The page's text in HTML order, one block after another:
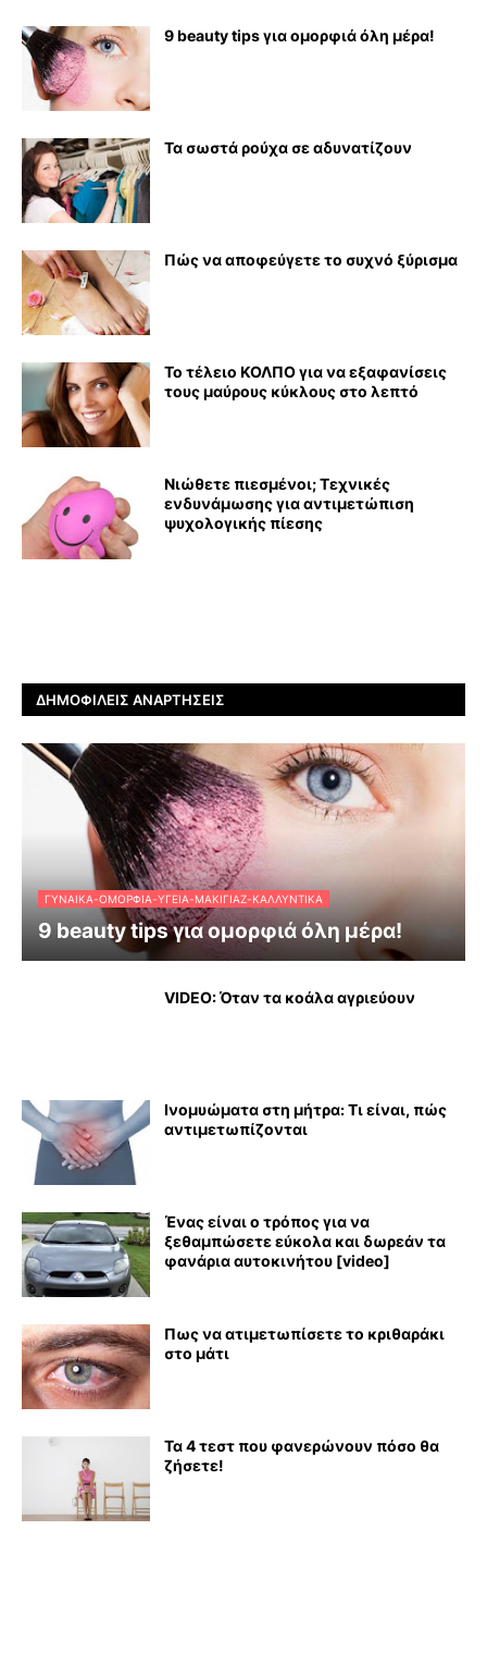
9 beauty tips για ομορφιά όλη μέρα!
Τα σωστά ρούχα σε αδυνατίζουν
Πώς να αποφεύγετε το συχνό ξύρισμα
Το τέλειο ΚΟΛΠΟ για να εξαφανίσεις
τους μαύρους κύκλους στο λεπτό
Νιώθετε πιεσμένοι; Τεχνικές
ενδυνάμωσης για αντιμετώπιση
ψυχολογικής πίεσης
ΔΗΜΟΦΙΛΕΊΣ ΑΝΑΡΤΉΣΕΙΣ
ΓΥΝΑΊΚΑ-ΟΜΟΡΦΙΆ-ΥΓΕΊΑ-ΜΑΚΙΓΙΆΖ-ΚΑΛΛΥΝΤΙΚΆ
9 beauty tips για ομορφιά όλη μέρα!
VIDEO: Όταν τα κοάλα αγριεύουν
Ινομυώματα στη μήτρα: Τι είναι, πώς
αντιμετωπίζονται
Ένας είναι ο τρόπος για να
ξεθαμπώσετε εύκολα και δωρεάν τα
φανάρια αυτοκινήτου [video]
Πως να ατιμετωπίσετε το κριθαράκι
στο μάτι
Τα 4 τεστ που φανερώνουν πόσο θα
ζήσετε!